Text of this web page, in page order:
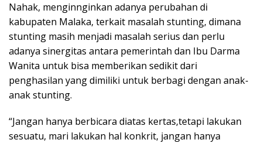
Nahak, menginnginkan adanya perubahan di
kabupaten Malaka, terkait masalah stunting, dimana
stunting masih menjadi masalah serius dan perlu
adanya sinergitas antara pemerintah dan Ibu Darma
Wanita untuk bisa memberikan sedikit dari
penghasilan yang dimiliki untuk berbagi dengan anak-
anak stunting.
“Jangan hanya berbicara diatas kertas,tetapi lakukan
sesuatu, mari lakukan hal konkrit, jangan hanya